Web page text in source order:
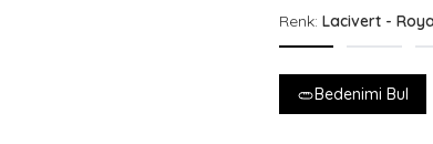
Renk: Lacivert -
Bedenimi Bul